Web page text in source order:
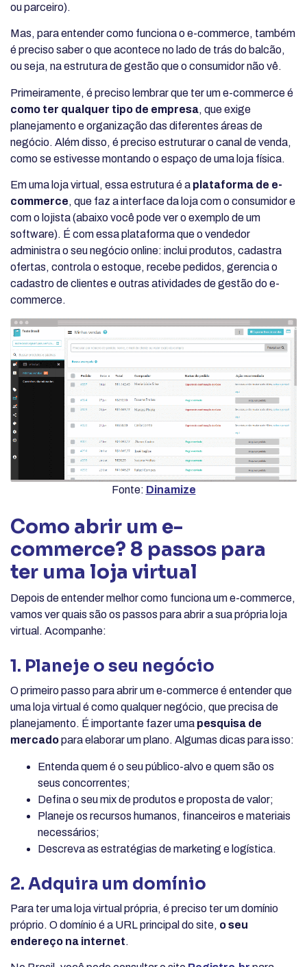
ou parceiro).
Mas, para entender como funciona o e-commerce, também
é preciso saber o que acontece no lado de trás do balcão,
ou seja, na estrutura de gestão que o consumidor não vê.
Primeiramente, é preciso lembrar que ter um e-commerce é
como ter qualquer tipo de empresa, que exige
planejamento e organização das diferentes áreas de
negócio. Além disso, é preciso estruturar o canal de venda,
como se estivesse montando o espaço de uma loja física.
Em uma loja virtual, essa estrutura é a plataforma de e-
commerce, que faz a interface da loja com o consumidor e
com o lojista (abaixo você pode ver o exemplo de um
software). É com essa plataforma que o vendedor
administra o seu negócio online: inclui produtos, cadastra
ofertas, controla o estoque, recebe pedidos, gerencia o
cadastro de clientes e outras atividades de gestão do e-
commerce.
Fonte: Dinamize
Como abrir um e-
commerce? 8 passos para
ter uma loja virtual
Depois de entender melhor como funciona um e-commerce,
vamos ver quais são os passos para abrir a sua própria loja
virtual. Acompanhe:
1. Planeje o seu negócio
O primeiro passo para abrir um e-commerce é entender que
uma loja virtual é como qualquer negócio, que precisa de
planejamento. É importante fazer uma pesquisa de
mercadopara elaborar um plano. Algumas dicas para isso:
Entenda quem é o seu público-alvo e quem são os
seus concorrentes;
Defina o seu mix de produtos e proposta de valor;
Planeje os recursos humanos, financeiros e materiais
necessários;
Descreva as estratégias de marketing e logística.
2. Adquira um domínio
Para ter uma loja virtual própria, é preciso ter um domínio
próprio. O domínio é a URL principal do site, o seu
endereço na internet.